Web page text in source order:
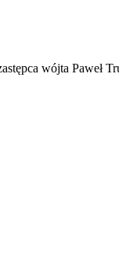
wójta Paweł